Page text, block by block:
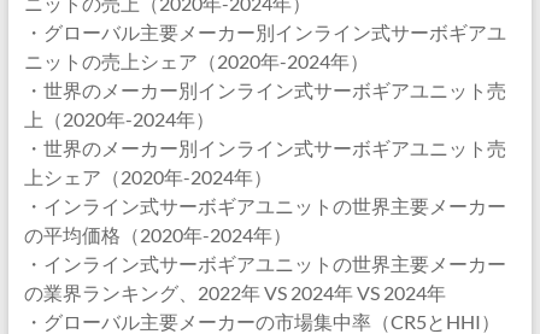
・グローバル主要メーカー別インライン式サーボギアユ
ニットの売上シェア（2020年-2024年）
・世界のメーカー別インライン式サーボギアユニット売
上（2020年-2024年）
・世界のメーカー別インライン式サーボギアユニット売
上シェア（2020年-2024年）
・インライン式サーボギアユニットの世界主要メーカー
の平均価格（2020年-2024年）
・インライン式サーボギアユニットの世界主要メーカー
の業界ランキング、2022年 VS 2024年 VS 2024年
・グローバル主要メーカーの市場集中率（CR5とHHI）